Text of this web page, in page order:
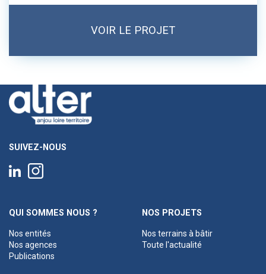
VOIR LE PROJET
SUIVEZ-NOUS
QUI SOMMES NOUS ?
Nos entités
Nos agences
Publications
NOS PROJETS
Nos terrains à bâtir
Toute l'actualité